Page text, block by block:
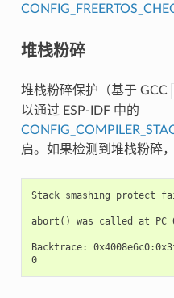
堆栈粉碎
堆栈粉碎保护（基于 GCC
以通过 ESP-IDF 中的
启。如果检测到堆栈粉碎
Stack smashing protect
abort() was called at PC
Backtrace:
0